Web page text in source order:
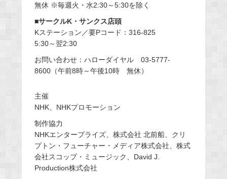
無休 ※毎週火・水2:30～5:30を除く
■サークルK・サンクス店頭
Kステーション／要Pコード：316-825
5:30～翌2:30
お問い合わせ：ハローダイヤル 03-5777-
8600（午前8時～午後10時 無休）
主催
NHK、NHKプロモーション
制作協力
NHKエンタープライズ、株式会社 北前船、クリ
プトン・フューチャー・メディア株式会社、株式
会社スコップ・ミュージック、David J.
Production株式会社